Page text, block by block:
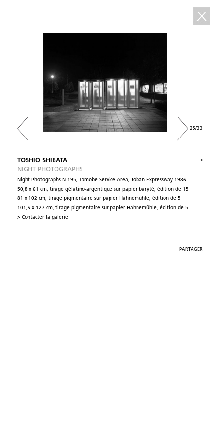
TOSHIO SHIBATA
NIGHT PHOTOGRAPHS
Night Photographs N-195, Tomobe Service Area, Joban Expressway 1986
50,8 x 61 cm, tirage gélatino-argentique sur papier baryté, édition de 15
81 x 102 cm, tirage pigmentaire sur papier Hahnemühle, édition de 5
101,6 x 127 cm, tirage pigmentaire sur papier Hahnemühle, édition de 5
> Contacter la galerie
>
PARTAGER
25/33